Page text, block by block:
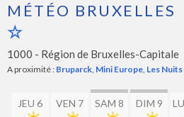
MÉTÉO BRUXELLES
1000 - Région de Bruxelles-Capitale
A proximité : Bruparck, Mini Europe, Les
JEU 6 VEN 7 SAM 8 DIM 9